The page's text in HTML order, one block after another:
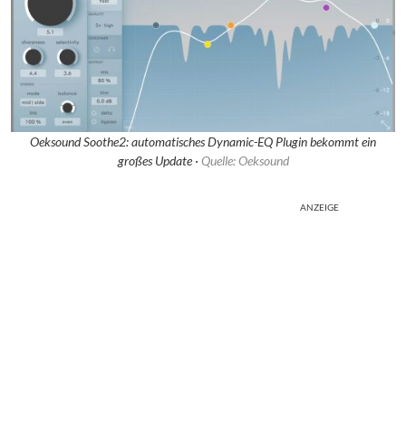
Oeksound Soothe2: automatisches Dynamic-EQ Plugin bekommt ein
großes Update · Quelle: Oeksound
ANZEIGE